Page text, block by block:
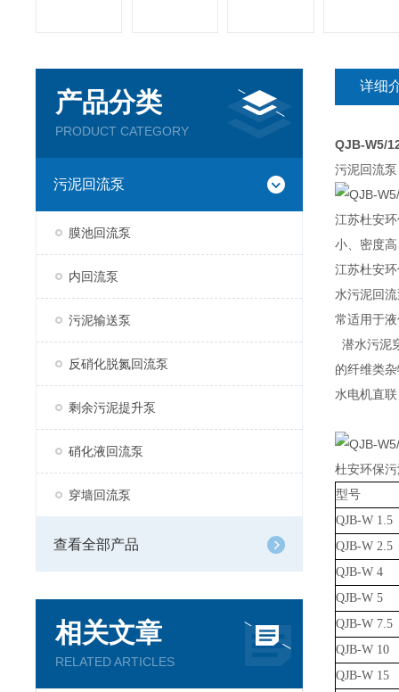
产品分类
PRODUCT CATEGORY
污泥回流泵
膜池回流泵
内回流泵
污泥输送泵
反硝化脱氮回流泵
剩余污泥提升泵
硝化液回流泵
穿墙回流泵
查看全部产品
相关文章
RELATED ARTICLES
详细
QJB-W5/
污泥回流泵
江苏杜安
小、密度
江苏杜安
水污泥回
常适用于
潜水污泥
的纤维类
水电机直
杜安环保
型号
QJB-W 1.5
QJB-W 2.5
QJB-W 4
QJB-W 5
QJB-W 7.5
QJB-W 10
QJB-W 15